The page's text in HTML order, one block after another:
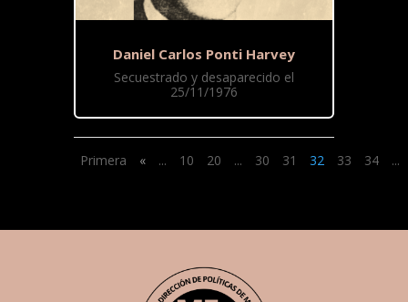
Daniel Carlos Ponti Harvey
Secuestrado y desaparecido el
25/11/1976
Primera « ... 10 20 ... 30 31 32 33 34 ...